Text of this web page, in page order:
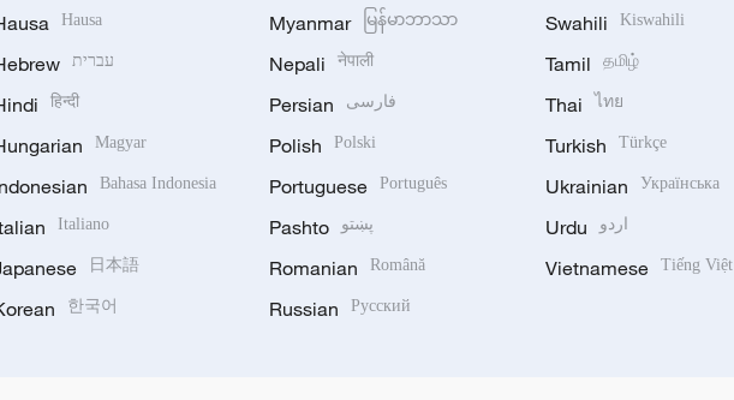
Hausa
עברית
हिन्दी
Magyar
Bahasa Indonesia
Italiano
日本語
한국어
Myanmar မြန်မာဘာသာ
Nepali नेपाली
Persian فارسی
Polish Polski
Portuguese Português
Pashto پښتو
Romanian Română
Russian Русский
Swahili Kiswahili
Tamil தமிழ்
Thai ไทย
Turkish Türkçe
Ukrainian Українська
Urdu اردو
Vietnamese Tiếng Việt